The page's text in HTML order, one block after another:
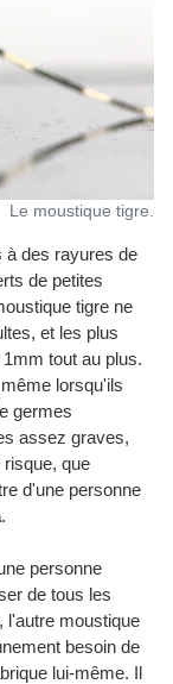
Le moustique tigre.
à des rayures de
de petites
tigre ne
et les plus
tout au plus.
lorsqu'ils
germes
assez graves,
que
d'une personne
.
personne
de tous les
l'autre moustique
besoin de
lui-même. Il